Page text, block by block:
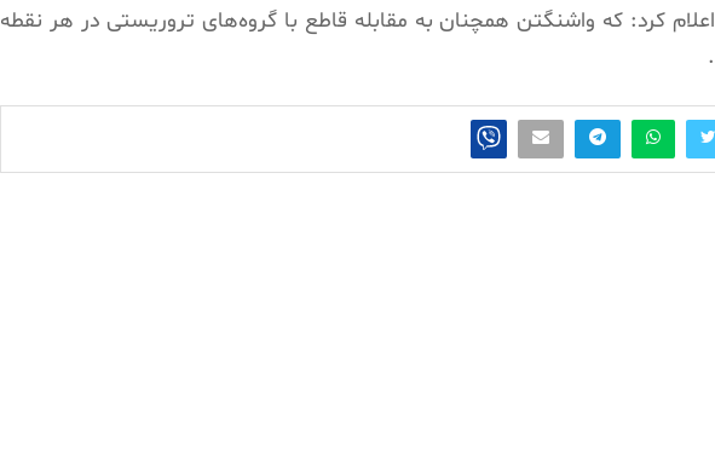
کرد: که واشنگتن همچنان به مقابله قاطع با گروه‌های تروریستی در هر نقطه